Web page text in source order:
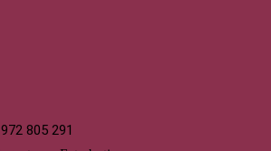
972 805 291